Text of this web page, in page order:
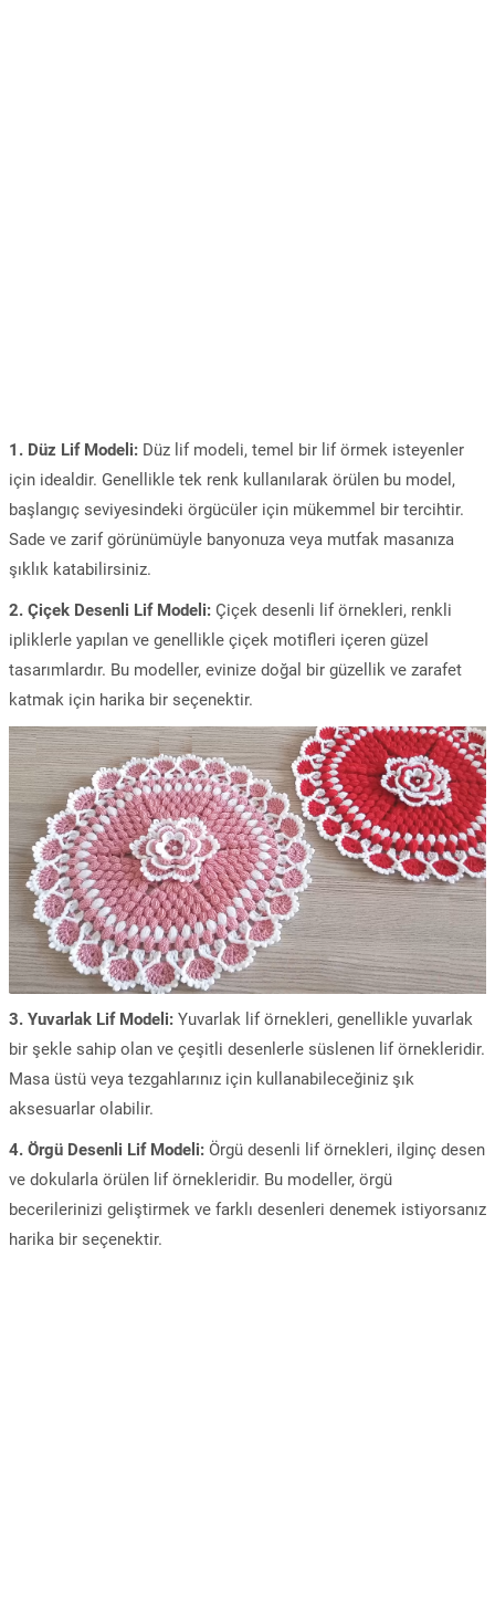
1. Düz Lif Modeli: Düz lif modeli, temel bir lif örmek isteyenler
için idealdir. Genellikle tek renk kullanılarak örülen bu model,
başlangıç seviyesindeki örgücüler için mükemmel bir tercihtir.
Sade ve zarif görünümüyle banyonuza veya mutfak masanıza
şıklık katabilirsiniz.
2. Çiçek Desenli Lif Modeli: Çiçek desenli lif örnekleri, renkli
ipliklerle yapılan ve genellikle çiçek motifleri içeren güzel
tasarımlardır. Bu modeller, evinize doğal bir güzellik ve zarafet
katmak için harika bir seçenektir.
3. Yuvarlak Lif Modeli: Yuvarlak lif örnekleri, genellikle yuvarlak
bir şekle sahip olan ve çeşitli desenlerle süslenen lif örnekleridir.
Masa üstü veya tezgahlarınız için kullanabileceğiniz şık
aksesuarlar olabilir.
4. Örgü Desenli Lif Modeli: Örgü desenli lif örnekleri, ilginç desen
ve dokularla örülen lif örnekleridir. Bu modeller, örgü
becerilerinizi geliştirmek ve farklı desenleri denemek istiyorsanız
harika bir seçenektir.